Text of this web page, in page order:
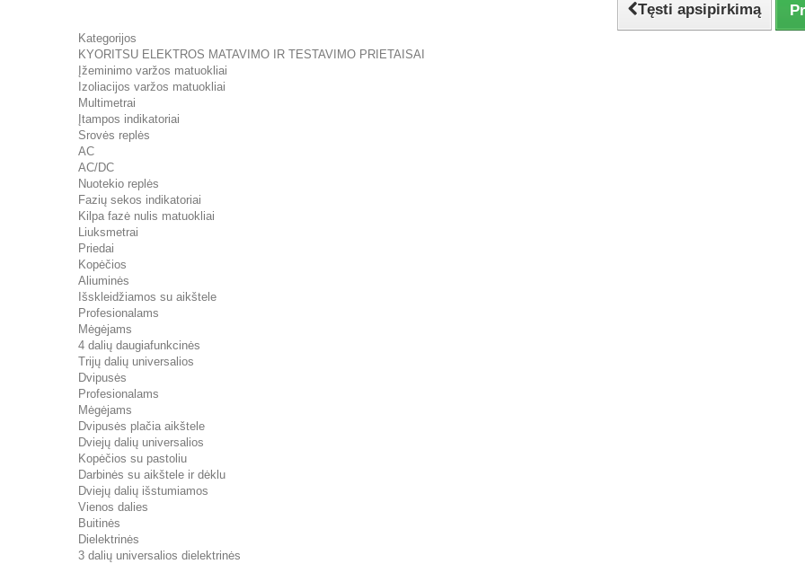
Tęsti apsipirkimą
Kategorijos
KYORITSU ELEKTROS MATAVIMO IR TESTAVIMO PRIETAISAI
Įžeminimo varžos matuokliai
Izoliacijos varžos matuokliai
Multimetrai
Įtampos indikatoriai
Srovės replės
AC
AC/DC
Nuotekio replės
Fazių sekos indikatoriai
Kilpa fazė nulis matuokliai
Liuksmetrai
Priedai
Kopėčios
Aliuminės
Išskleidžiamos su aikštele
Profesionalams
Mėgėjams
4 dalių daugiafunkcinės
Trijų dalių universalios
Dvipusės
Profesionalams
Mėgėjams
Dvipusės plačia aikštele
Dviejų dalių universalios
Kopėčios su pastoliu
Darbinės su aikštele ir dėklu
Dviejų dalių išstumiamos
Vienos dalies
Buitinės
Dielektrinės
3 dalių universalios dielektrinės